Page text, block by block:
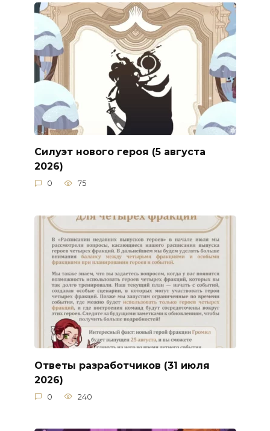
Силуэт нового героя (5 августа
2026)
0 75
Ответы разработчиков (31 июля
2026)
0 240